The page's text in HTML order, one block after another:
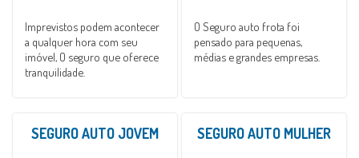
Imprevistos podem acontecer
a qualquer hora com seu
imóvel, O seguro que oferece
tranquilidade.
O Seguro auto frota foi
pensado para pequenas,
médias e grandes empresas.
SEGURO AUTO JOVEM SEGURO AUTO MULHER